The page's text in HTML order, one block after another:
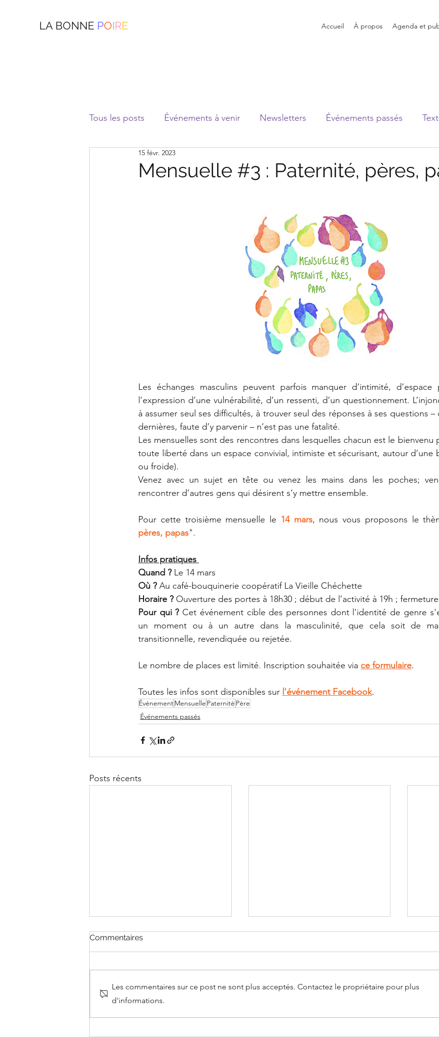
LA BONNE POIRE Accueil À propos Agenda et
Tous les posts Événements à venir Newsletters Événements passés
Mensuelle #3 : Paternité, pères,
15 févr. 2023
Les échanges masculins peuvent parfois manquer d’intimité,
l’expression d’une vulnérabilité, d’un ressenti, d’un questionnement.
à assumer seul ses difficultés, à trouver seul des réponses à ses questions –
dernières, faute d’y parvenir – n’est pas une fatalité.
Les mensuelles sont des rencontres dans lesquelles chacun est le bienvenu
toute liberté dans un espace convivial, intimiste et sécurisant, autour d’une
ou froide).
Venez avec un sujet en tête ou venez les mains dans les poches;
rencontrer d’autres gens qui désirent s’y mettre ensemble.
Pour cette troisième mensuelle le 14 mars, nous vous proposons le
pères, papas".
Infos pratiques
Quand ? Le 14 mars
Où ? Au café-bouquinerie coopératif La Vieille Chéchette
Horaire ? Ouverture des portes à 18h30 ; début de l’activité à 19h ; fermeture
Pour qui ? Cet événement cible des personnes dont l'identité de genre
un moment ou à un autre dans la masculinité, que cela soit de
transitionnelle, revendiquée ou rejetée.
Le nombre de places est limité. Inscription souhaitée via ce formulaire.
Toutes les infos sont disponibles sur l'événement Facebook.
ÉvénementMensuelle Paternité Père
Événements passés
Posts récents
Commentaires
Les commentaires sur ce post ne sont plus acceptés. Contactez le propriétaire pour plus
d'informations.